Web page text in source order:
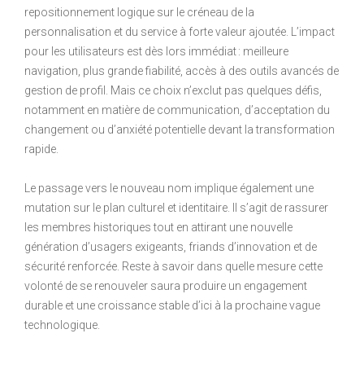
repositionnement logique sur le créneau de la
personnalisation et du service à forte valeur ajoutée. L’impact
pour les utilisateurs est dès lors immédiat : meilleure
navigation, plus grande fiabilité, accès à des outils avancés de
gestion de profil. Mais ce choix n’exclut pas quelques défis,
notamment en matière de communication, d’acceptation du
changement ou d’anxiété potentielle devant la transformation
rapide.
Le passage vers le nouveau nom implique également une
mutation sur le plan culturel et identitaire. Il s’agit de rassurer
les membres historiques tout en attirant une nouvelle
génération d’usagers exigeants, friands d’innovation et de
sécurité renforcée. Reste à savoir dans quelle mesure cette
volonté de se renouveler saura produire un engagement
durable et une croissance stable d’ici à la prochaine vague
technologique.